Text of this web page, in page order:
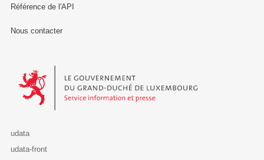
Référence de l'API
Nous contacter
Le Gouvernement du Grand-Duché de Luxembourg - Service
udata
udata-front